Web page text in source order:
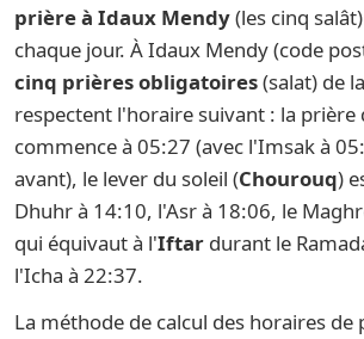
prière à Idaux Mendy(les cinq
chaque jour. À Idaux Mendy (code
cinq prières obligatoires(salat) de
respectent l'horaire suivant : la prière
commence à 05:27 (avec l'Imsak à
avant), le lever du soleil (Chourouq)
Dhuhr à 14:10, l'Asr à 18:06, le
qui équivaut à l'Iftar durant le
l'Icha à 22:37.
La méthode de calcul des horaires de